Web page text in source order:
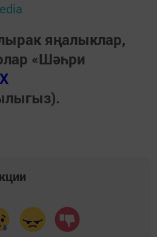
яңалыклар,
«Шәһри